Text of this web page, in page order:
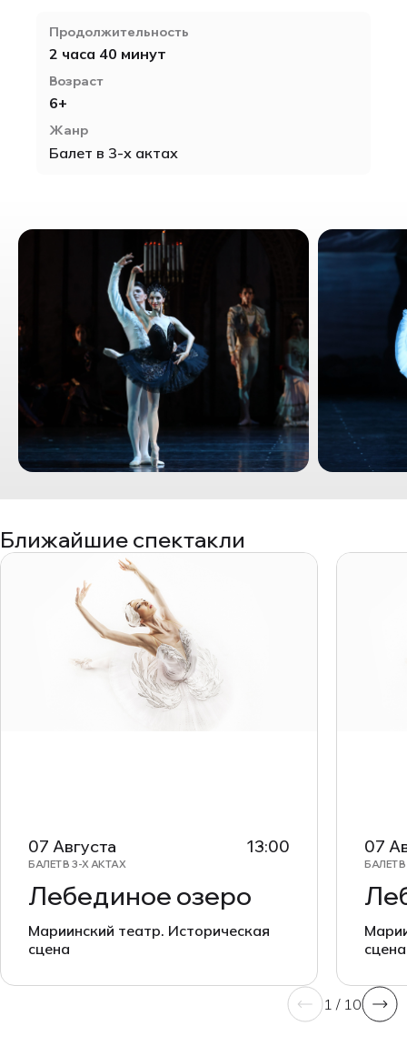
Продолжительность
2 часа 40 минут
Возраст
6+
Жанр
Балет в 3-х актах
Ближайшие спектакли
07 Августа 13:00
БАЛЕТ В 3-Х АКТАХ
Лебединое озеро
Мариинский театр. Историческая
сцена
07
БАЛЕТ
сцена
1 / 10